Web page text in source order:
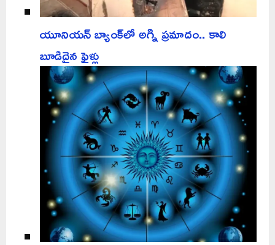
యూనియన్ బ్యాంక్‌లో అగ్ని ప్రమాదం.. కాలి
బూడిదైన ఫైళ్లు